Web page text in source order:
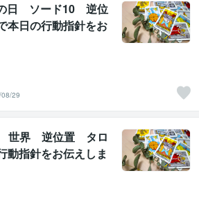
日 ソード10 逆位
日の行動指針をお
29
世界 逆位置 タロ
動指針をお伝えしま